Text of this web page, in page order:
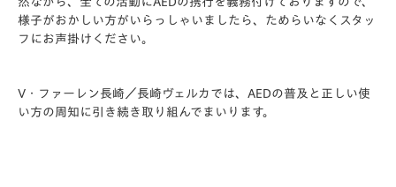
様子がおかしい方がいらっしゃいましたら、ためらいなくスタッ
フにお声掛けください。
V・ファーレン長崎／長崎ヴェルカでは、AEDの普及と正しい使
い方の周知に引き続き取り組んでまいります。